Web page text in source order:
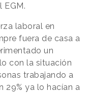
EGM.
laboral en
fuera de casa a
un
con la situación
trabajando a
29% ya lo hacían a